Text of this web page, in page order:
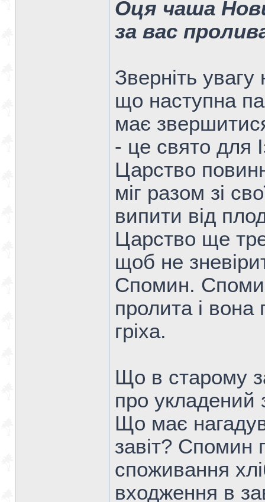
Оця чаша
за вас
Зверніть
що наступна
має
- це свято для
Царство
міг разом зі
випити від
Царство ще
щоб не
Спомин.
пролита і
гріха.
Що в старому
про укладений
Що має
завіт? Спомин
споживання
входження в